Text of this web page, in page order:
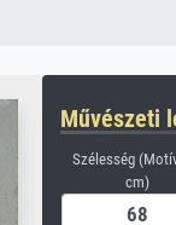
Művészeti
Szélesség
cm)